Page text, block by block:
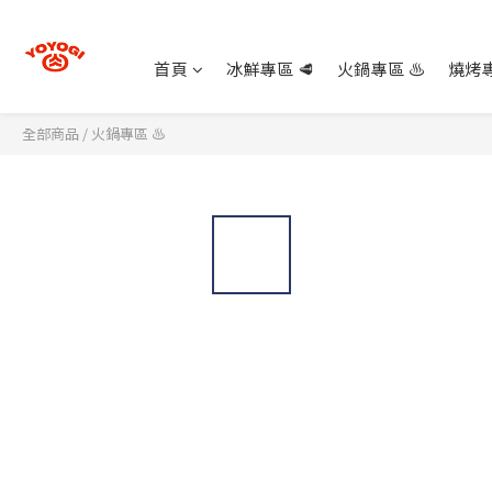
首頁 冰鮮專區 🥩 火鍋專區 ♨️ 燒烤
全部商品 / 火鍋專區 ♨️